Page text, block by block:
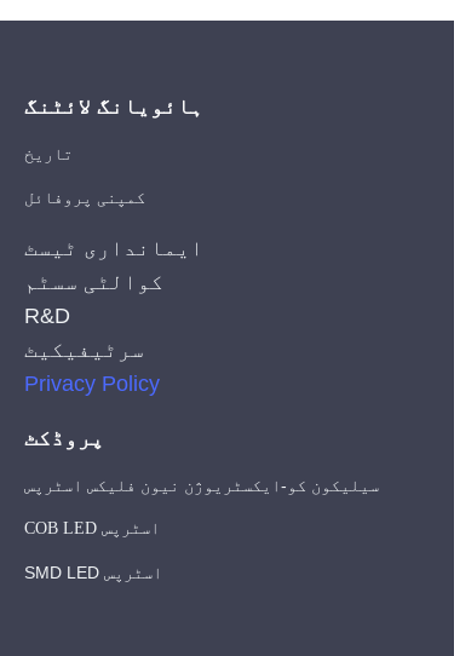
ہائویانگ لائٹنگ
تاریخ
کمپنی پروفائل
ایمانداری ٹیسٹ
کوالٹی سسٹم
R&D
سرٹیفیکیٹ
Privacy Policy
پروڈکٹ
سیلیکون کو-ایکسٹریوژن نیون فلیکس اسٹرپس
COB LED اسٹرپس
SMD LED اسٹرپس